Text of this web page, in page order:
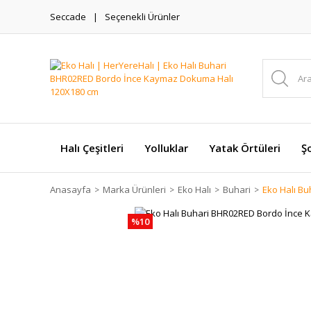
Seccade Seçenekli Ürünler
Halı Çeşitleri Yolluklar Yatak Örtüleri
Anasayfa Marka Ürünleri Eko Halı Buhari Eko Halı
%10